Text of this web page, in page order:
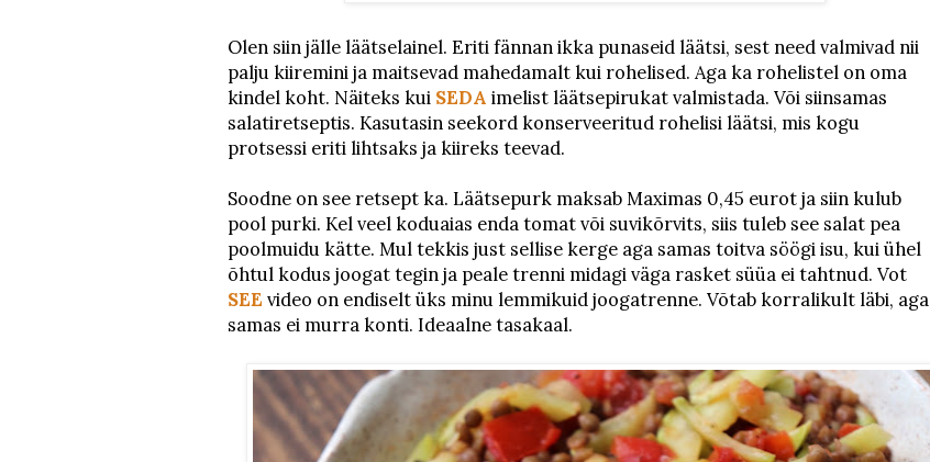
Olen siin jälle läätselainel. Eriti fännan ikka punaseid läätsi, sest need valmivad nii
palju kiiremini ja maitsevad mahedamalt kui rohelised. Aga ka rohelistel on oma
kindel koht. Näiteks kui SEDA imelist läätsepirukat valmistada. Või siinsamas
salatiretseptis. Kasutasin seekord konserveeritud rohelisi läätsi, mis kogu
protsessi eriti lihtsaks ja kiireks teevad.
Soodne on see retsept ka. Läätsepurk maksab Maximas 0,45 eurot ja siin kulub
pool purki. Kel veel koduaias enda tomat või suvikõrvits, siis tuleb see salat pea
poolmuidu kätte. Mul tekkis just sellise kerge aga samas toitva söögi isu, kui ühel
õhtul kodus joogat tegin ja peale trenni midagi väga rasket süüa ei tahtnud. Vot
SEE video on endiselt üks minu lemmikuid joogatrenne. Võtab korralikult läbi, aga
samas ei murra konti. Ideaalne tasakaal.